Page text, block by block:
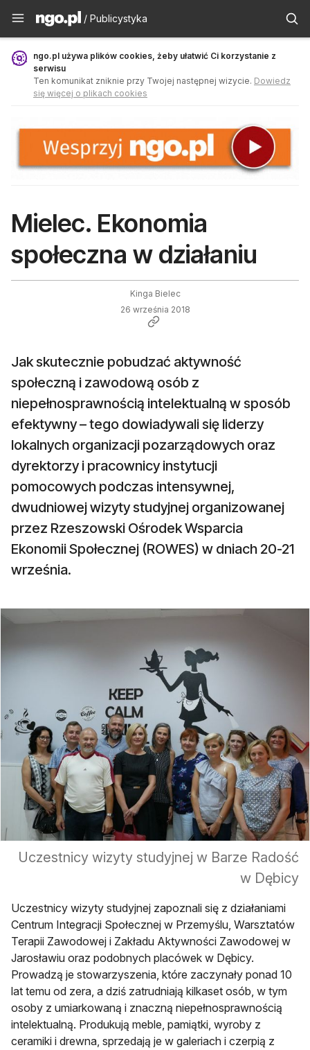
Publicystyka - ngo.pl
/ Publicystyka
ngo.pl używa plików cookies, żeby ułatwić Ci korzystanie z
serwisu
Ten komunikat zniknie przy Twojej następnej wizycie. Dowiedz
się więcej o plikach cookies
Mielec. Ekonomia
społeczna w działaniu
Kinga Bielec
26 września 2018
Jak skutecznie pobudzać aktywność
społeczną i zawodową osób z
niepełnosprawnością intelektualną w sposób
efektywny – tego dowiadywali się liderzy
lokalnych organizacji pozarządowych oraz
dyrektorzy i pracownicy instytucji
pomocowych podczas intensywnej,
dwudniowej wizyty studyjnej organizowanej
przez Rzeszowski Ośrodek Wsparcia
Ekonomii Społecznej (ROWES) w dniach 20-21
września.
Uczestnicy wizyty studyjnej w Barze Radość
w Dębicy
Uczestnicy wizyty studyjnej zapoznali się z działaniami
Centrum Integracji Społecznej w Przemyślu, Warsztatów
Terapii Zawodowej i Zakładu Aktywności Zawodowej w
Jarosławiu oraz podobnych placówek w Dębicy.
Prowadzą je stowarzyszenia, które zaczynały ponad 10
lat temu od zera, a dziś zatrudniają kilkaset osób, w tym
osoby z umiarkowaną i znaczną niepełnosprawnością
intelektualną. Produkują meble, pamiątki, wyroby z
ceramiki i drewna, sprzedają je w galeriach i czerpią z